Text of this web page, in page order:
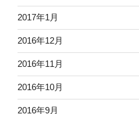
2017年1月
2016年12月
2016年11月
2016年10月
2016年9月